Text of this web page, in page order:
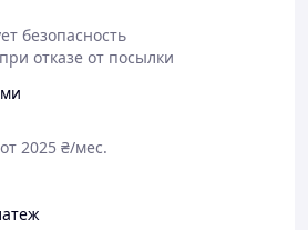
безопасность
отказе от посылки
2025 ₴/мес.